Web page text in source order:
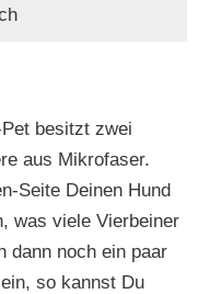
besitzt zwei
aus Mikrofaser.
Seite Deinen Hund
was viele Vierbeiner
dann noch ein paar
so kannst Du